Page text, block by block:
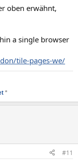
oben erwähnt,
a single browser
tile-pages-we/
*
#11